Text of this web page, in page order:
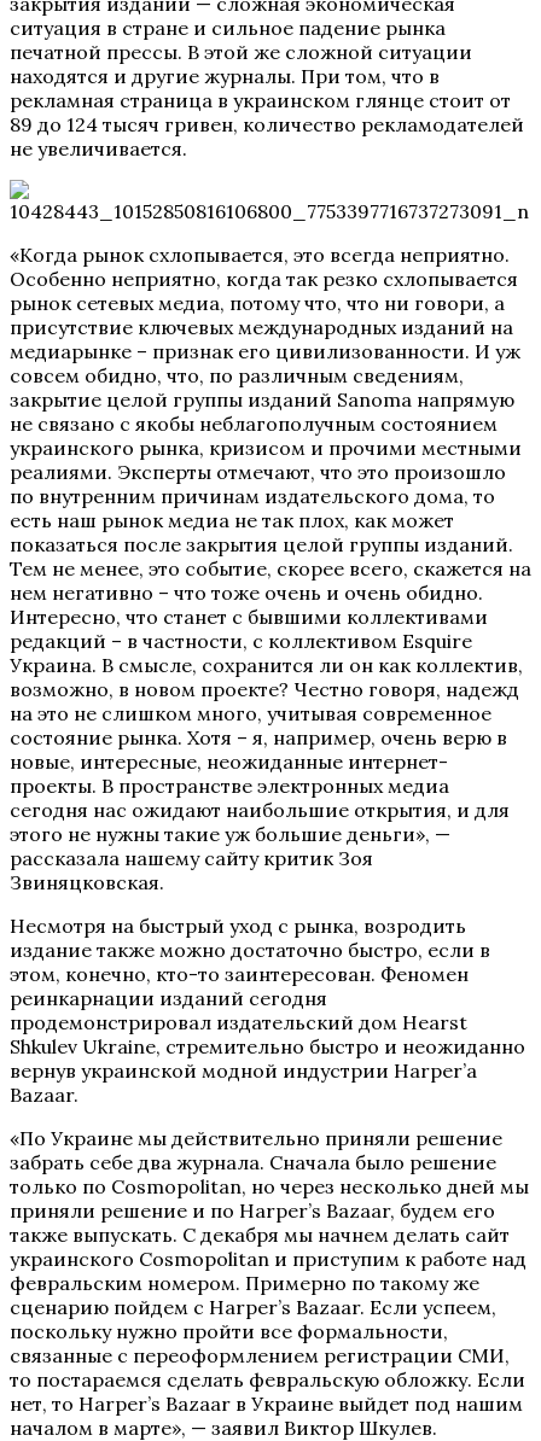
ситуация в стране и сильное падение рынка
печатной прессы. В этой же сложной ситуации
находятся и другие журналы. При том, что в
рекламная страница в украинском глянце стоит от
89 до 124 тысяч гривен, количество рекламодателей
не увеличивается.
«Когда рынок схлопывается, это всегда неприятно.
Особенно неприятно, когда так резко схлопывается
рынок сетевых медиа, потому что, что ни говори, а
присутствие ключевых международных изданий на
медиарынке – признак его цивилизованности. И уж
совсем обидно, что, по различным сведениям,
закрытие целой группы изданий Sanoma напрямую
не связано с якобы неблагополучным состоянием
украинского рынка, кризисом и прочими местными
реалиями. Эксперты отмечают, что это произошло
по внутренним причинам издательского дома, то
есть наш рынок медиа не так плох, как может
показаться после закрытия целой группы изданий.
Тем не менее, это событие, скорее всего, скажется на
нем негативно – что тоже очень и очень обидно.
Интересно, что станет с бывшими коллективами
редакций – в частности, с коллективом Esquire
Украина. В смысле, сохранится ли он как коллектив,
возможно, в новом проекте? Честно говоря, надежд
на это не слишком много, учитывая современное
состояние рынка. Хотя – я, например, очень верю в
новые, интересные, неожиданные интернет-
проекты. В пространстве электронных медиа
сегодня нас ожидают наибольшие открытия, и для
этого не нужны такие уж большие деньги», —
рассказала нашему сайту критик Зоя
Звиняцковская.
Несмотря на быстрый уход с рынка, возродить
издание также можно достаточно быстро, если в
этом, конечно, кто-то заинтересован. Феномен
реинкарнации изданий сегодня
продемонстрировал издательский дом Hearst
Shkulev Ukraine, стремительно быстро и неожиданно
вернув украинской модной индустрии Harper’a
Bazaar.
«По Украине мы действительно приняли решение
забрать себе два журнала. Сначала было решение
только по Cosmopolitan, но через несколько дней мы
приняли решение и по Harper’s Bazaar, будем его
также выпускать. С декабря мы начнем делать сайт
украинского Cosmopolitan и приступим к работе над
февральским номером. Примерно по такому же
сценарию пойдем с Harper’s Bazaar. Если успеем,
поскольку нужно пройти все формальности,
связанные с переоформлением регистрации СМИ,
то постараемся сделать февральскую обложку. Если
нет, то Harper’s Bazaar в Украине выйдет под нашим
началом в марте», — заявил Виктор Шкулев.